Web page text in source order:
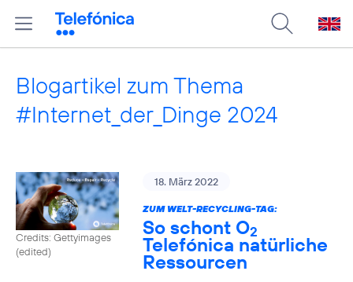
Blogartikel zum Thema
#Internet_der_Dinge 2024
Credits: Gettyimages
(edited)
18. März 2022
ZUM WELT-RECYCLING-TAG:
So schont O2
Telefónica natürliche
Ressourcen